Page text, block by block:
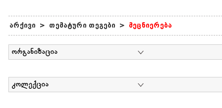
არქივი > თემატური თეგები > მეცნიერება
ორგანიზაცია
კოლექცია